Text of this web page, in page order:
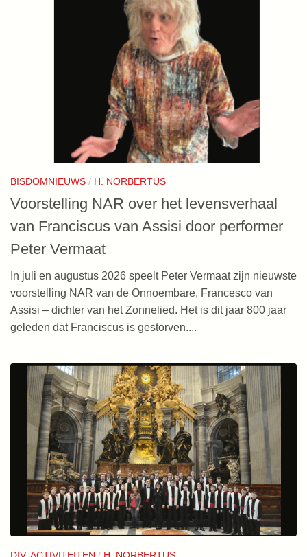
BISDOMNIEUWS / H. NORBERTUS
Voorstelling NAR over het levensverhaal
van Franciscus van Assisi door performer
Peter Vermaat
In juli en augustus 2026 speelt Peter Vermaat zijn nieuwste
voorstelling NAR van de Onnoembare, Francesco van
Assisi – dichter van het Zonnelied. Het is dit jaar 800 jaar
geleden dat Franciscus is gestorven....
DIV. ACTIVITEITEN / H. NORBERTUS